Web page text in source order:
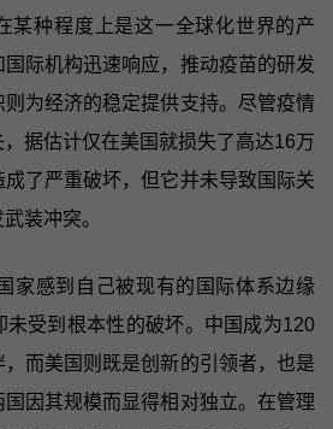
某种程度上是这一全球化世界的产
际机构迅速响应，推动疫苗的研发
为经济的稳定提供支持。尽管疫情
据估计仅在美国就损失了高达16万
了严重破坏，但它并未导致国际关
装冲突。
家感到自己被现有的国际体系边缘
未受到根本性的破坏。中国成为120
而美国则既是创新的引领者，也是
因其规模而显得相对独立。在管理